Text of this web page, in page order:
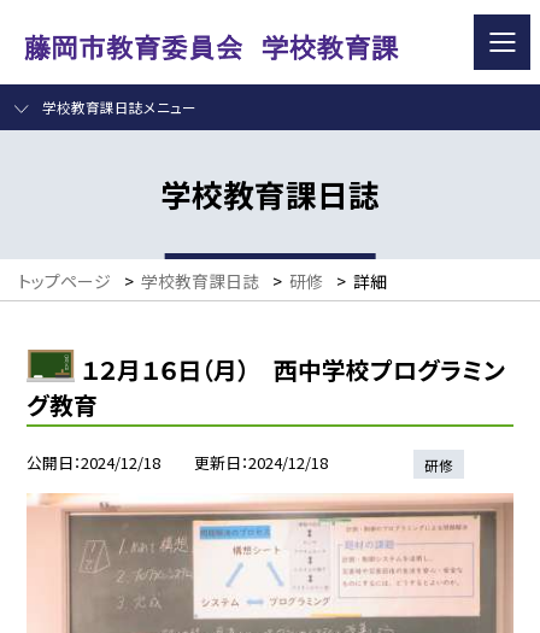
学校教育課日誌メニュー
学校教育課日誌
トップページ > 学校教育課日誌 > 研修 > 詳細
１２月１６日（月） 西中学校プログラミン
グ教育
公開日 2024/12/18 更新日 2024/12/18 研修